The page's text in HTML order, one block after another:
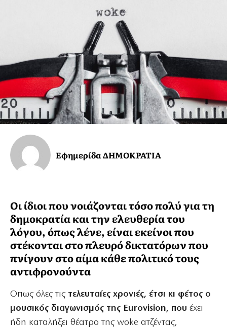
Εφημερίδα ΔΗΜΟΚΡΑΤΙΑ
Οι ίδιοι που νοιάζονται τόσο πολύ για τη
δημοκρατία και την ελευθερία του
λόγου, όπως λένε, είναι εκείνοι που
στέκονται στο πλευρό δικτατόρων που
πνίγουν στο αίμα κάθε πολιτικό τους
αντιφρονούντα
Οπως όλες τιςτελευταίες χρονιές, έτσι κι φέτος ο
μουσικός διαγωνισμός της Eurovision, που έχει
ήδη καταλήξει θέατρο της woke ατζέντας,